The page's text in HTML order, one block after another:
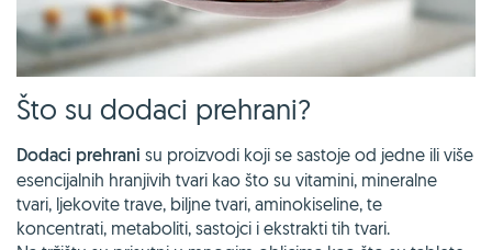
Što su dodaci prehrani?
Dodaci prehrani su proizvodi koji se sastoje od jedne ili više
esencijalnih hranjivih tvari kao što su vitamini, mineralne
tvari, ljekovite trave, biljne tvari, aminokiseline, te
koncentrati, metaboliti, sastojci i ekstrakti tih tvari.